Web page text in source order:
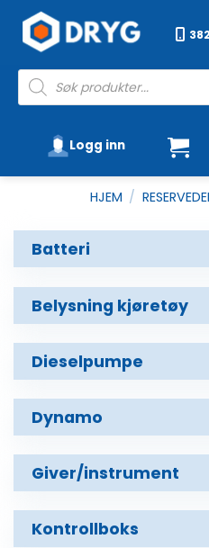
content
Products
search
Logg inn
HJEM /
Batteri
Belysning kjøretøy
Dieselpumpe
Dynamo
Giver/instrument
Oljetrykksensor
Kontrollboks